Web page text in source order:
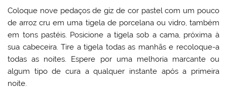
Coloque nove pedaços de giz de cor pastel com um pouco
de arroz cru em uma tigela de porcelana ou vidro, também
em tons pastéis. Posicione a tigela sob a cama, próxima à
sua cabeceira. Tire a tigela todas as manhãs e recoloque-a
todas as noites. Espere por uma melhoria marcante ou
algum tipo de cura a qualquer instante após a primeira
noite.